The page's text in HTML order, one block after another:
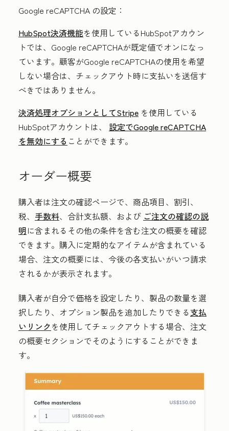
Google reCAPTCHA の設定：
HubSpot決済機能を使用しているHubSpotアカウン
トでは、Google reCAPTCHAが既定値でオンになっ
ています。顧客がGoogle reCAPTCHAの使用を希望
しない場合は、チェックアウト時に支払いを送信す
べきではありません。
決済処理オプションとしてStripe を使用している
HubSpotアカウントは、 設定でGoogle reCAPTCHA
を無効にする ことができます。
オーダー概要
購入者は注文の確認ページで、商品項目、割引、
税、 手数料、合計支払額、および ご注文の確認の説
明に含まれるその他の条件を含む注文の概要を確認
できます。購入に定期的なアイテムが含まれている
場合、注文の概要には、今後の各支払いがいつ請求
されるかが表示されます。
購入者が自分で価格を設定したり、製品の数量を選
択したり、オプション製品を追加したりできる支払
いリンクを使用してチェックアウトする場合、注文
の概要セクションでそのようにすることができま
す。